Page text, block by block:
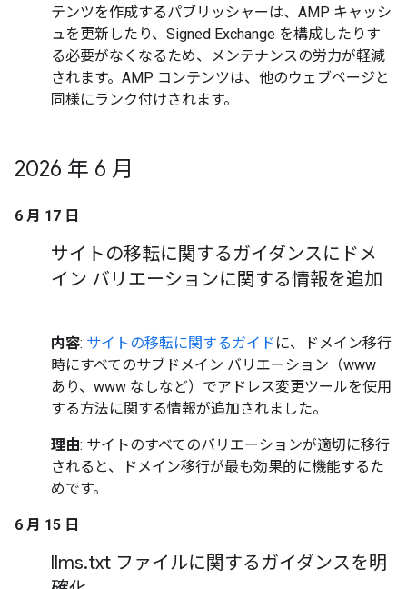
テンツを作成するパブリッシャーは、AMP キャッシ
ュを更新したり、Signed Exchange を構成したりす
る必要がなくなるため、メンテナンスの労力が軽減
されます。AMP コンテンツは、他のウェブページと
同様にランク付けされます。
2026 年 6 月
6 月 17 日
サイトの移転に関するガイダンスにドメ
イン バリエーションに関する情報を追加
内容: サイトの移転に関するガイド に、ドメイン移行
時にすべてのサブドメイン バリエーション（www
あり、www なしなど）でアドレス変更ツールを使用
する方法に関する情報が追加されました。
理由: サイトのすべてのバリエーションが適切に移行
されると、ドメイン移行が最も効果的に機能するた
めです。
6 月 15 日
llms.txt ファイルに関するガイダンスを明